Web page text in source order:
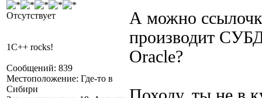
Отсутствует
1C++ rocks!
Сообщений: 839
Местоположение: Где-то в
Сибири
А можно
производит
Oracle?